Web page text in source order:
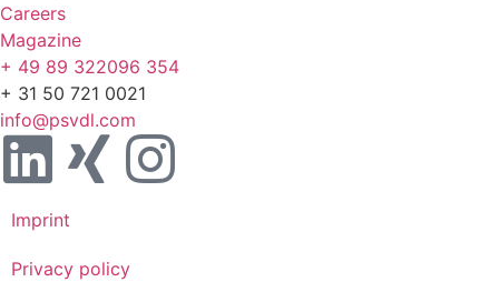
Careers
Magazine
+ 49 89 322096 354
+ 31 50 721 0021
info@psvdl.com
Privacy policy
Imprint